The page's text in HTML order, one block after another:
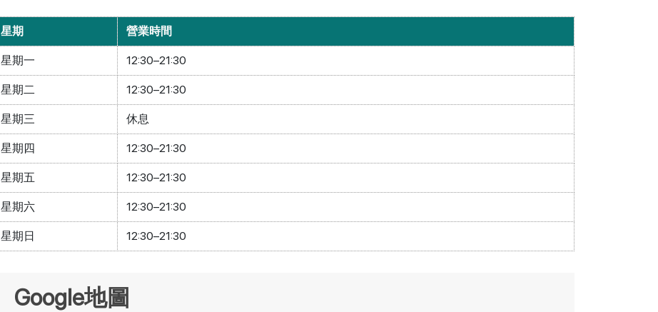
星期 營業時間
星期一 12:30–21:30
星期二 12:30–21:30
星期三 休息
星期四 12:30–21:30
星期五 12:30–21:30
星期六 12:30–21:30
星期日 12:30–21:30
Google地圖